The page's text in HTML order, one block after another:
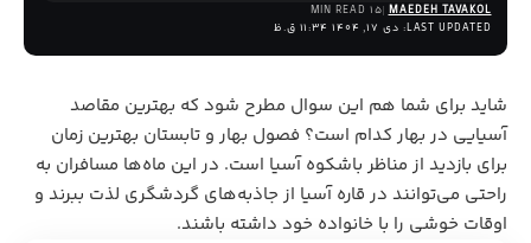
LAST UPDATED: دی 17, 1404 11:34 ق.ظ
MAEDEH TAVAKOL
15 MIN READ
شاید برای شما هم این سوال مطرح شود که بهترین مقاصد
آسیایی در بهار کدام است؟ فصول بهار و تابستان بهترین زمان
برای بازدید از مناظر باشکوه آسیا است. در این ماه‌ها مسافران به
راحتی می‌توانند در قاره آسیا از جاذبه‌های گردشگری لذت ببرند و
اوقات خوشی را با خانواده خود داشته باشند.